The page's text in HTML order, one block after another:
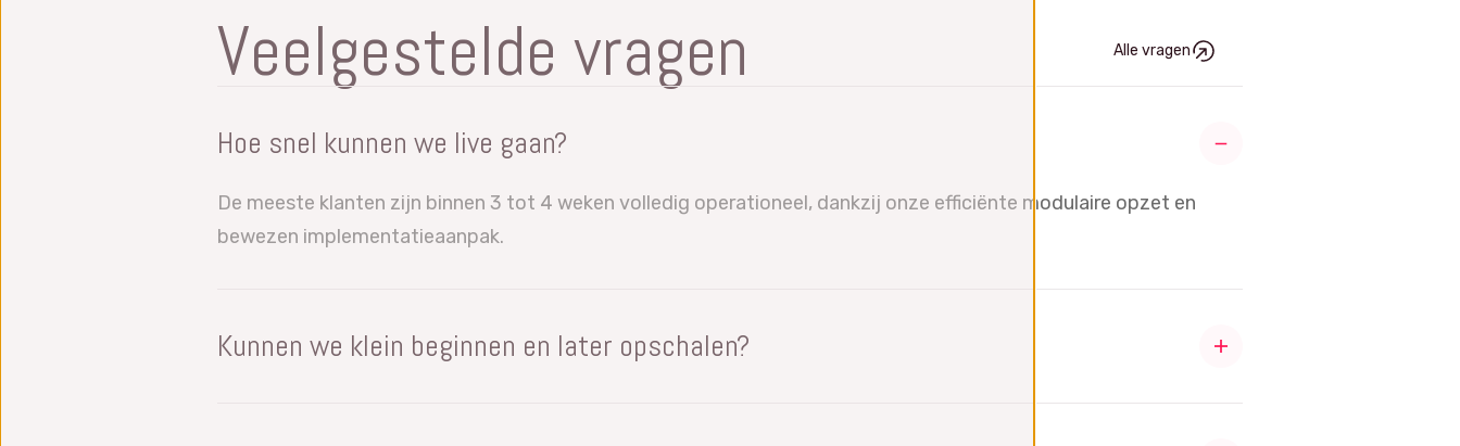
Veelgestelde vragen Alle vragen
Hoe snel kunnen we live gaan?
De meeste klanten zijn binnen 3 tot 4 weken volledig operationeel, dankzij onze efficiënte modulaire opzet en
bewezen implementatieaanpak.
Kunnen we klein beginnen en later opschalen?